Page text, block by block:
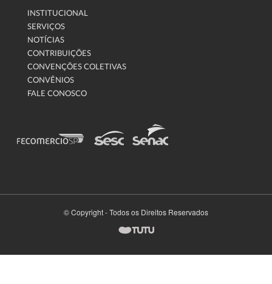
INSTITUCIONAL
SERVIÇOS
NOTÍCIAS
CONTRIBUIÇÕES
CONVENÇÕES COLETIVAS
CONVÊNIOS
FALE CONOSCO
© Copyright - Todos os Direitos Reservados